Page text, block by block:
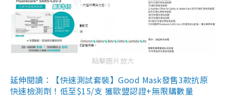
點擊圖片放大
延伸閱讀：【快速測試套裝】Good Mask發售3款抗原
快速檢測劑！低至$15/支 獲歐盟認證+無限購數量